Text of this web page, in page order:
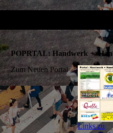
POPRTAL: Handwerk +
Zum Neuen Portal
Links zu